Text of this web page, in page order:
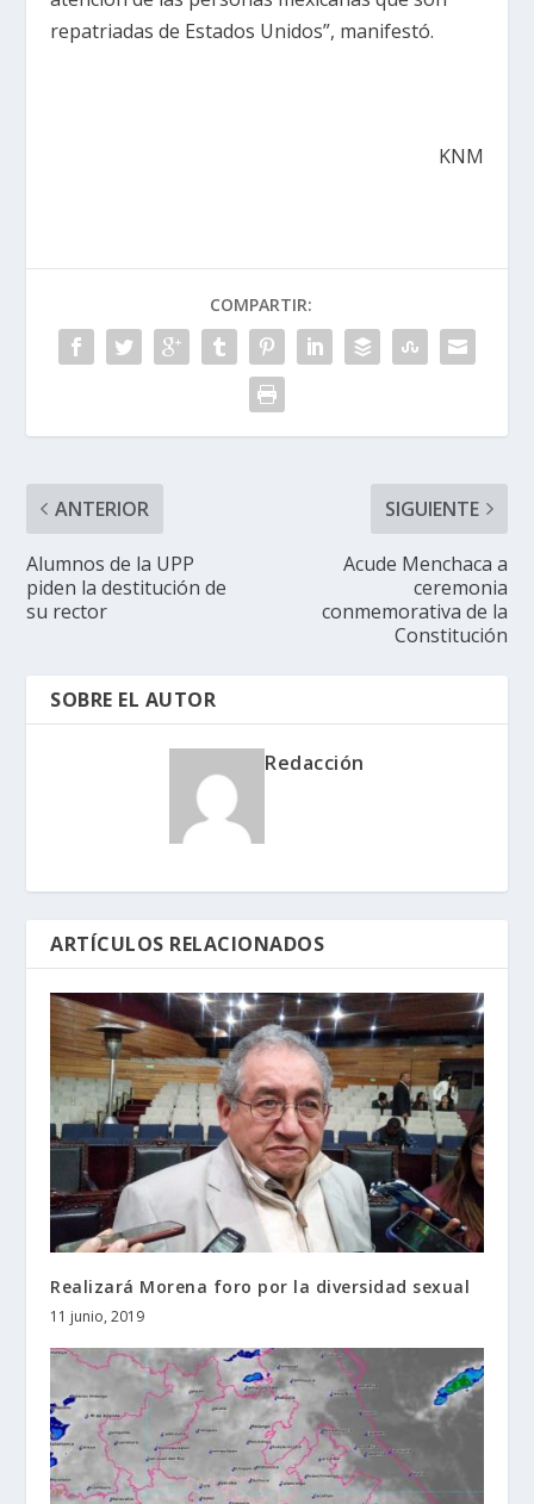
repatriadas de Estados Unidos”, manifestó.
KNM
COMPARTIR:
ANTERIOR
Alumnos de la UPP
piden la destitución de
su rector
SIGUIENTE
Acude Menchaca a
ceremonia
conmemorativa de la
Constitución
SOBRE EL AUTOR
Redacción
ARTÍCULOS RELACIONADOS
Realizará Morena foro por la diversidad sexual
11 junio, 2019